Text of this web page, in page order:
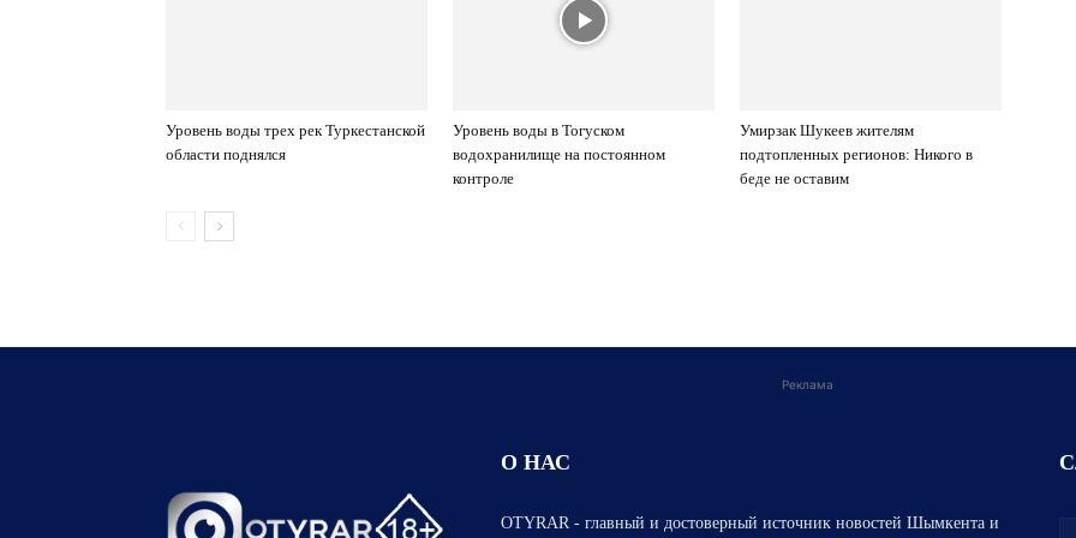
Уровень воды трех рек Туркестанской
области поднялся
Уровень воды в Тогуском
водохранилище на постоянном
контроле
Умирзак Шукеев жителям
подтопленных регионов: Никого в
беде не оставим
Реклама
О НАС
OTYRAR - главный и достоверный источник новостей Шымкента и